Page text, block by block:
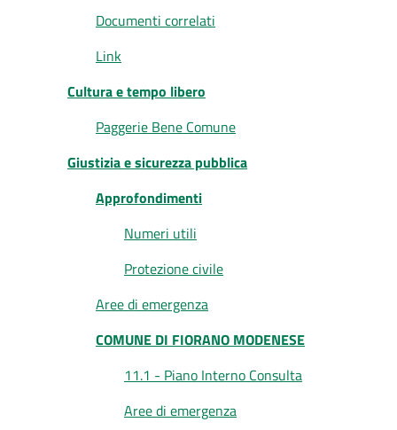
Documenti correlati
Link
Cultura e tempo libero
Paggerie Bene Comune
Giustizia e sicurezza pubblica
Approfondimenti
Numeri utili
Protezione civile
Aree di emergenza
COMUNE DI FIORANO MODENESE
11.1 - Piano Interno Consulta
Aree di emergenza